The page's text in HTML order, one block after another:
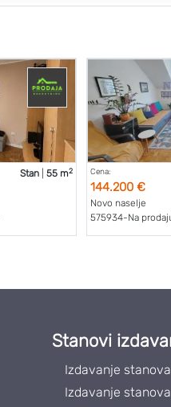
Stan| 55 m2 Cena:
144.200 €
Novo naselje
575934-Na
Stanovi
Izdavanje
Izdavanje